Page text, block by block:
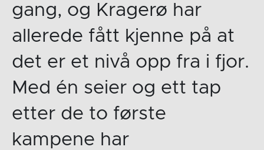
gang, og Kragerø har
allerede fått kjenne på at
det er et nivå opp fra i fjor.
Med én seier og ett tap
etter de to første
kampene har